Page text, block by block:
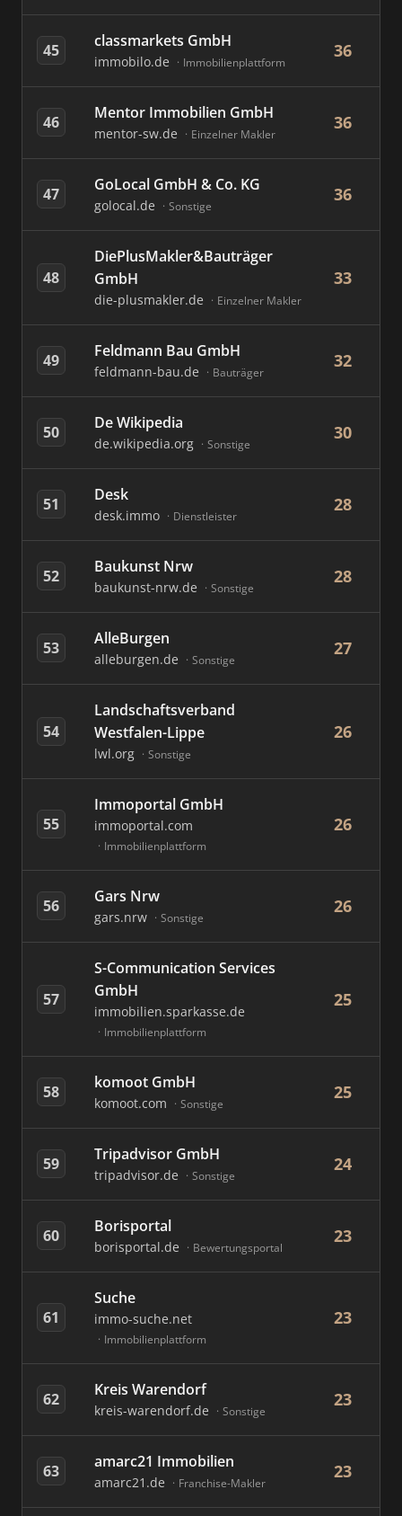
45 classmarkets GmbH
immobilo.de Immobilienplattform
36
46 Mentor Immobilien GmbH
mentor-sw.de Einzelner Makler
36
47 GoLocal GmbH & Co. KG
golocal.de Sonstige
36
48
DiePlusMakler&Bauträger
GmbH
die-plusmakler.de Einzelner Makler
33
49 Feldmann Bau GmbH
feldmann-bau.de Bauträger
32
50 De Wikipedia
de.wikipedia.org Sonstige
30
51 Desk
desk.immo Dienstleister
28
52 Baukunst Nrw
baukunst-nrw.de Sonstige
28
53 AlleBurgen
alleburgen.de Sonstige
27
54
Landschaftsverband
Westfalen-Lippe
lwl.org Sonstige
26
55
Immoportal GmbH
immoportal.com
Immobilienplattform
26
56 Gars Nrw
gars.nrw Sonstige
26
57
S-Communication Services
GmbH
immobilien.sparkasse.de
Immobilienplattform
25
58 komoot GmbH
komoot.com Sonstige
25
59 Tripadvisor GmbH
tripadvisor.de Sonstige
24
60 Borisportal
borisportal.de Bewertungsportal
23
61
Suche
immo-suche.net
Immobilienplattform
23
62 Kreis Warendorf
kreis-warendorf.de Sonstige
23
63 amarc21 Immobilien
amarc21.de Franchise-Makler
23